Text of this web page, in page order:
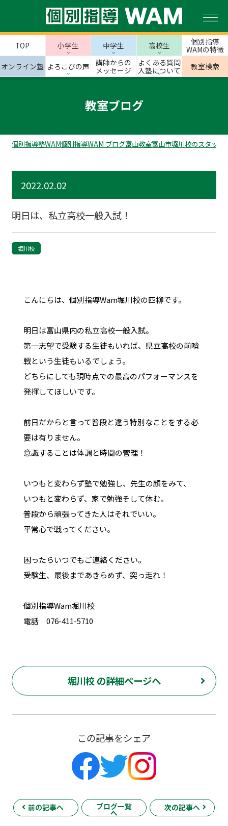
TOP 小学生 中学生 高校生
個別指導
WAMの特徴
オンライン塾 よろこびの声
講師からの
メッセージ
よくある質問
入塾について
教室検索
教室ブログ
個別指導塾WAM個別指導WAM ブログ富山教室富山市堀川校のスタッフ
2022.02.02
明日は、私立高校一般入試！
堀川校
こんにちは、個別指導Wam堀川校の四柳です。
明日は富山県内の私立高校一般入試。
第一志望で受験する生徒もいれば、県立高校の前哨
戦という生徒もいるでしょう。
どちらにしても現時点での最高のパフォーマンスを
発揮してほしいです。
前日だからと言って普段と違う特別なことをする必
要は有りません。
意識することは体調と時間の管理！
いつもと変わらず塾で勉強し、先生の顔をみて、
いつもと変わらず、家で勉強そして休む。
普段から頑張ってきた人はそれでいい。
平常心で戦ってください。
困ったらいつでもご連絡ください。
受験生、最後まであきらめず、突っ走れ！
個別指導Wam堀川校
電話 076-411-5710
堀川校 の詳細ページへ
この記事をシェア
前の記事へ ブログ一覧
へ
次の記事へ